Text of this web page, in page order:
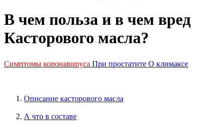
В чем польза и в чем вред
Касторового масла?
Симптомы коронавируса При простатите О климаксе
Описание касторового масла
А что в составе